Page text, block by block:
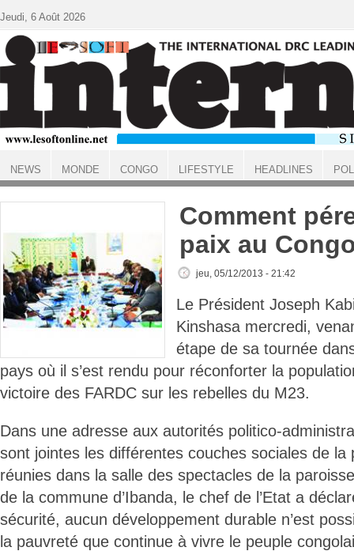
ACCUEIL
Comment
paix au
jeu, 05/12/2013 - 21:42
Le Président Joseph
Kinshasa mercredi,
étape de sa tournée
pays où il s’est rendu pour réconforter la
victoire des FARDC sur les rebelles du M23.
Dans une adresse aux autorités politico-
sont jointes les différentes couches sociales de la
réunies dans la salle des spectacles de la
de la commune d’Ibanda, le chef de l’Etat a
sécurité, aucun développement durable n’est
la pauvreté que continue à vivre le peuple
Jeudi, 6 Août 2026
NEWS MONDE CONGO LIFESTYLE HEADLINES